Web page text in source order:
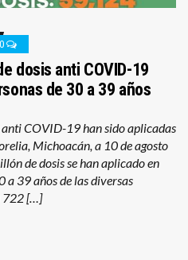
0
dosis anti COVID-19
de 30 a 39 años
COVID-19 han sido aplicadas
Michoacán, a 10 de agosto
de dosis se han aplicado en
a 39 años de las diversas
722 […]